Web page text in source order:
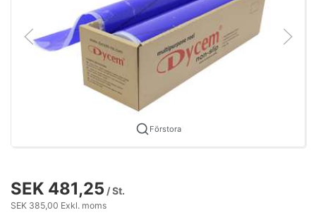
Förstora
SEK 481,25 / St.
SEK 385,00 Exkl. moms